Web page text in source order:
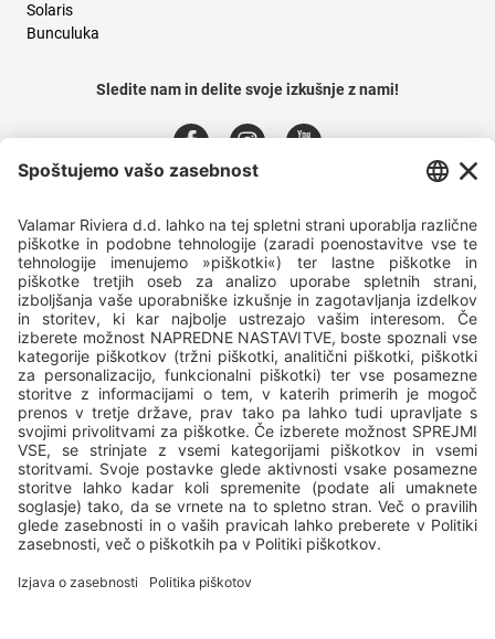
Solaris
Bunculuka
Sledite nam in delite svoje izkušnje z nami!